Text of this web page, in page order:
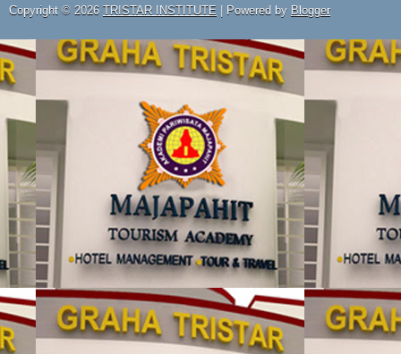
Copyright © 2026 TRISTAR INSTITUTE | Powered by Blogger